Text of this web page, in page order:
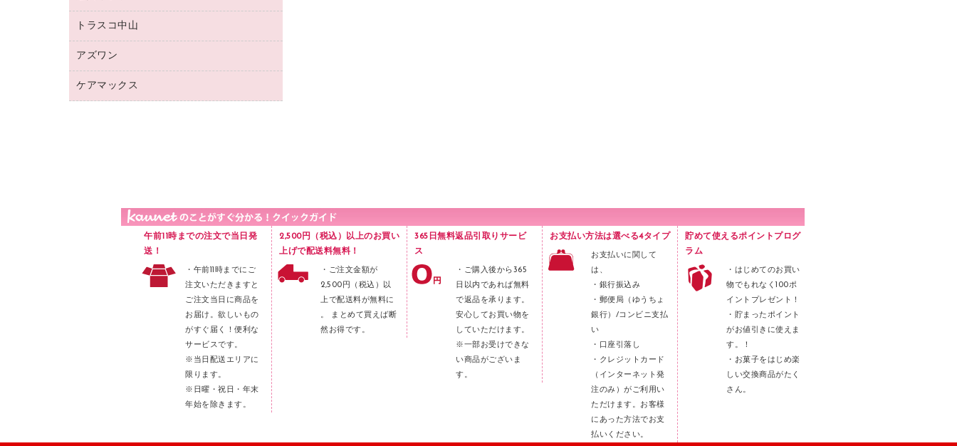
その他ファイル
クリヤーホルダー
クリヤーブック（差替式）
クリヤーブック（固定式）
２穴リフィル・２穴インデックス
ボールペン（ゲルインク）
シャープペンシル用替芯
針なしステープラー
紙めくり
裁断機
レターケース
ラベル類
メンディングテープ
メッシュケース／ペンケース
ブックエンド／ブックスタンド
紙手提げ袋
レジ・ポリ袋
ディスプレイ用品
カウンター／お会計用品
高島屋
高島屋（食品・飲料）
カウネットギフト（食品・飲料）
トラスコ中山
建築・作業用品
アズワン
医療・介護用品（食品・飲料・食添製
品）
ケアマックス
午前11時までの注文で当日発
送！
・午前11時までにご
注文いただきますと
ご注文当日に商品を
お届け。欲しいもの
がすぐ届く！便利な
サービスです。
※当日配送エリアに
限ります。
※日曜・祝日・年末
年始を除きます。
2,500円（税込）以上のお買い
上げで配送料無料！
・ご注文金額が
2,500円（税込）以
上で配送料が無料に
。 まとめて買えば断
然お得です。
365日無料返品引取りサービ
ス
・ご購入後から365
日以内であれば無料
で返品を承ります。
安心してお買い物を
していただけます。
※一部お受けできな
い商品がございま
す。
お支払い方法は選べる4タイプ
お支払いに関して
は、
・銀行振込み
・郵便局（ゆうちょ
銀行）/コンビニ支払
い
・口座引落し
・クレジットカード
（インターネット発
注のみ）がご利用い
ただけます。お客様
にあった方法でお支
払いください。
貯めて使えるポイントプログ
ラム
・はじめてのお買い
物でもれなく100ポ
イントプレゼント！
・貯まったポイント
がお値引きに使えま
す。！
・お菓子をはじめ楽
しい交換商品がたく
さん。